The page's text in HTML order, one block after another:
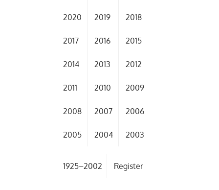
2020 2019 2018
2017 2016 2015
2014 2013 2012
2011 2010 2009
2008 2007 2006
2005 2004 2003
1925–2002 Register